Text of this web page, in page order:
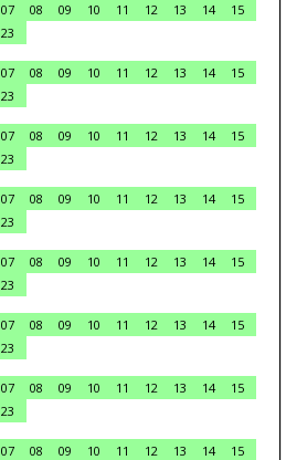
07 08 09 10 11 12 13 14
15
23
07 08 09 10 11 12 13 14
15
23
07 08 09 10 11 12 13 14
15
23
07 08 09 10 11 12 13 14
15
23
07 08 09 10 11 12 13 14
15
23
07 08 09 10 11 12 13 14
15
23
07 08 09 10 11 12 13 14
15
23
07 08 09 10 11 12 13 14
15